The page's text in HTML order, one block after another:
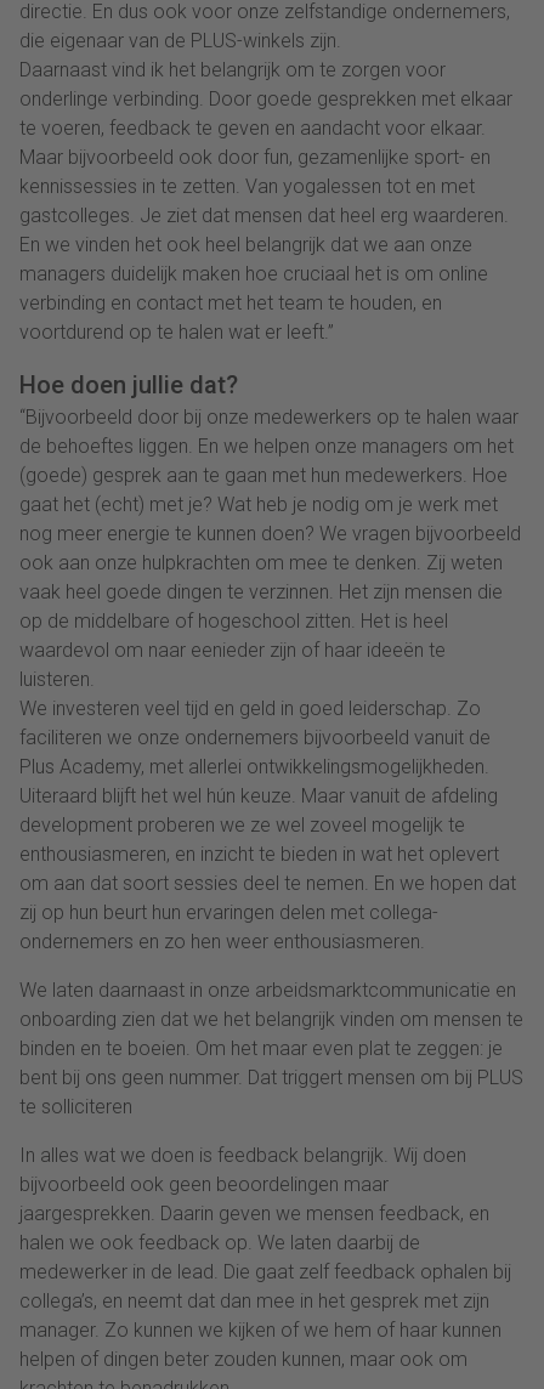
directie. En dus ook voor onze zelfstandige ondernemers,
die eigenaar van de PLUS-winkels zijn.
Daarnaast vind ik het belangrijk om te zorgen voor
onderlinge verbinding. Door goede gesprekken met elkaar
te voeren, feedback te geven en aandacht voor elkaar.
Maar bijvoorbeeld ook door fun, gezamenlijke sport- en
kennissessies in te zetten. Van yogalessen tot en met
gastcolleges. Je ziet dat mensen dat heel erg waarderen.
En we vinden het ook heel belangrijk dat we aan onze
managers duidelijk maken hoe cruciaal het is om online
verbinding en contact met het team te houden, en
voortdurend op te halen wat er leeft.”
Hoe doen jullie dat?
“Bijvoorbeeld door bij onze medewerkers op te halen waar
de behoeftes liggen. En we helpen onze managers om het
(goede) gesprek aan te gaan met hun medewerkers. Hoe
gaat het (echt) met je? Wat heb je nodig om je werk met
nog meer energie te kunnen doen? We vragen bijvoorbeeld
ook aan onze hulpkrachten om mee te denken. Zij weten
vaak heel goede dingen te verzinnen. Het zijn mensen die
op de middelbare of hogeschool zitten. Het is heel
waardevol om naar eenieder zijn of haar ideeën te
luisteren.
We investeren veel tijd en geld in goed leiderschap. Zo
faciliteren we onze ondernemers bijvoorbeeld vanuit de
Plus Academy, met allerlei ontwikkelingsmogelijkheden.
Uiteraard blijft het wel hún keuze. Maar vanuit de afdeling
development proberen we ze wel zoveel mogelijk te
enthousiasmeren, en inzicht te bieden in wat het oplevert
om aan dat soort sessies deel te nemen. En we hopen dat
zij op hun beurt hun ervaringen delen met collega-
ondernemers en zo hen weer enthousiasmeren.
We laten daarnaast in onze arbeidsmarktcommunicatie en
onboarding zien dat we het belangrijk vinden om mensen te
binden en te boeien. Om het maar even plat te zeggen: je
bent bij ons geen nummer. Dat triggert mensen om bij PLUS
te solliciteren
In alles wat we doen is feedback belangrijk. Wij doen
bijvoorbeeld ook geen beoordelingen maar
jaargesprekken. Daarin geven we mensen feedback, en
halen we ook feedback op. We laten daarbij de
medewerker in de lead. Die gaat zelf feedback ophalen bij
collega’s, en neemt dat dan mee in het gesprek met zijn
manager. Zo kunnen we kijken of we hem of haar kunnen
helpen of dingen beter zouden kunnen, maar ook om